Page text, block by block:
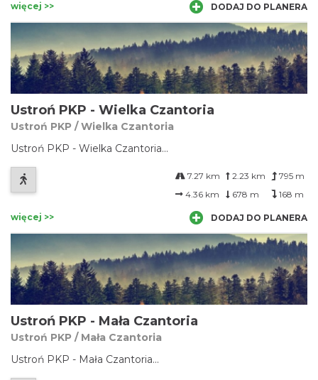
więcej >> DODAJ DO PLANERA
Ustroń PKP - Wielka Czantoria
Ustroń PKP / Wielka Czantoria
Ustroń PKP - Wielka Czantoria...
7.27 km 2.23 km
795 m
4.36 km
678 m 168 m
więcej >> DODAJ DO PLANERA
Ustroń PKP - Mała Czantoria
Ustroń PKP / Mała Czantoria
Ustroń PKP - Mała Czantoria...